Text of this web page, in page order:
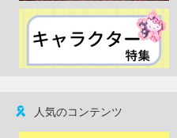
人気のコンテンツ